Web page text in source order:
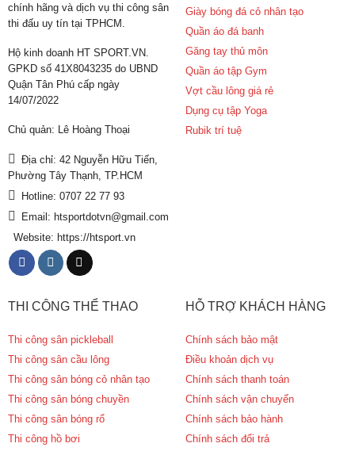
chính hãng và dịch vụ thi công sân
thi đấu uy tín tại TPHCM.
Hộ kinh doanh HT SPORT.VN.
GPKD số 41X8043235 do UBND
Quận Tân Phú cấp ngày
14/07/2022
Chủ quản: Lê Hoàng Thoại
Địa chỉ: 42 Nguyễn Hữu Tiến,
Phường Tây Thạnh, TP.HCM
Hotline: 0707 22 77 93
Email: htsportdotvn@gmail.com
Website: https://htsport.vn
Giày bóng đá cỏ nhân tạo
Quần áo đá banh
Găng tay thủ môn
Quần áo tập Gym
Vợt cầu lông giá rẻ
Dụng cụ tập Yoga
Rubik trí tuệ
THI CÔNG THỂ THAO
Thi công sân pickleball
Thi công sân cầu lông
Thi công sân bóng cỏ nhân tạo
Thi công sân bóng chuyền
Thi công sân bóng rổ
Thi công hồ bơi
HỖ TRỢ KHÁCH HÀNG
Chính sách bảo mật
Điều khoản dịch vụ
Chính sách thanh toán
Chính sách vận chuyển
Chính sách bảo hành
Chính sách đổi trả